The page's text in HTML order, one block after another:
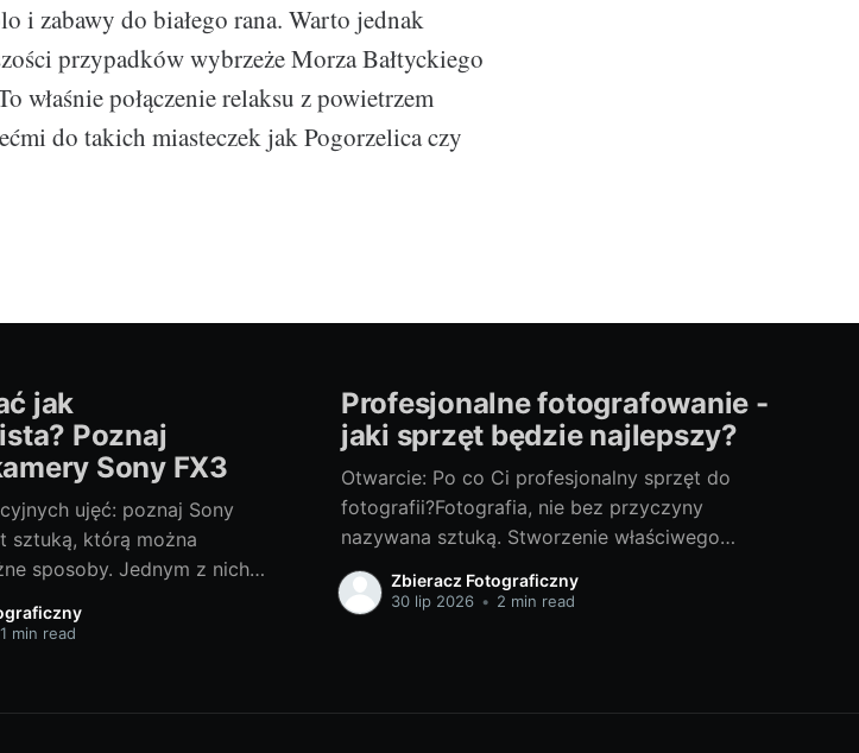
i zabawy do białego rana. Warto jednak
przypadków wybrzeże Morza Bałtyckiego
właśnie połączenie relaksu z powietrzem
do takich miasteczek jak Pogorzelica czy
jak
Poznaj
Sony FX3
ujęć: poznaj Sony
sztuką, którą można
sposoby. Jednym z nich
sprzętu. Dziś,
Ci niesamowite
Sprawdźmy, jak sony
1 min read
Profesjonalne fotografowanie -
jaki sprzęt będzie najlepszy?
Otwarcie: Po co Ci profesjonalny sprzęt do
fotografii?Fotografia, nie bez przyczyny
nazywana sztuką. Stworzenie właściwego
kadru, złapanie emocji czy okiełznanie światła
to tylko początek fascynującej drogi po
ale fotograf.
Zbieracz Fotograficzny
30 lip 2026 • 2 min read